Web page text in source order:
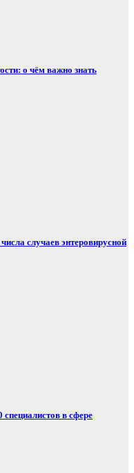
о чём важно знать
случаев энтеровирусной
в сфере